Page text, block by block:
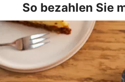
So bezahlen Sie